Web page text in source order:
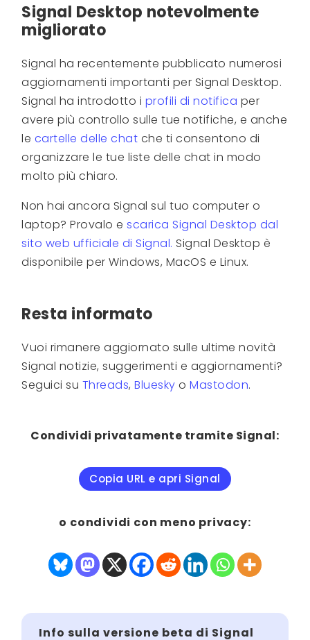
Signal Desktop notevolmente
migliorato
Signal ha recentemente pubblicato numerosi
aggiornamenti importanti per Signal Desktop.
Signal ha introdotto i profili di notifica per
avere più controllo sulle tue notifiche, e anche
le cartelle delle chat che ti consentono di
organizzare le tue liste delle chat in modo
molto più chiaro.
Non hai ancora Signal sul tuo computer o
laptop? Provalo escarica Signal Desktop dal
sito web ufficiale di Signal. Signal Desktop è
disponibile per Windows, MacOS e Linux.
Resta informato
Vuoi rimanere aggiornato sulle ultime novità
Signal notizie, suggerimenti e aggiornamenti?
Seguici su Threads,Bluesky oMastodon.
Condividi privatamente tramite Signal:
Copia URL e apri Signal
o condividi con meno privacy:
Info sulla versione beta di Signal